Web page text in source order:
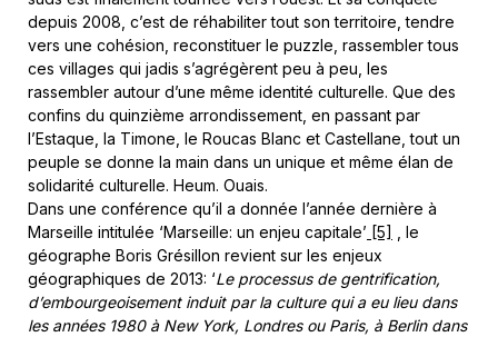
depuis 2008, c’est de réhabiliter tout son territoire, tendre
vers une cohésion, reconstituer le puzzle, rassembler tous
ces villages qui jadis s’agrégèrent peu à peu, les
rassembler autour d’une même identité culturelle. Que des
confins du quinzième arrondissement, en passant par
l’Estaque, la Timone, le Roucas Blanc et Castellane, tout un
peuple se donne la main dans un unique et même élan de
solidarité culturelle. Heum. Ouais.
Dans une conférence qu’il a donnée l’année dernière à
Marseille intitulée ‘Marseille: un enjeu capitale’ [5]
, le
géographe Boris Grésillon revient sur les enjeux
géographiques de 2013: ‘Le processus de gentrification,
d’embourgeoisement induit par la culture qui a eu lieu dans
les années 1980 à New York, Londres ou Paris, à Berlin dans